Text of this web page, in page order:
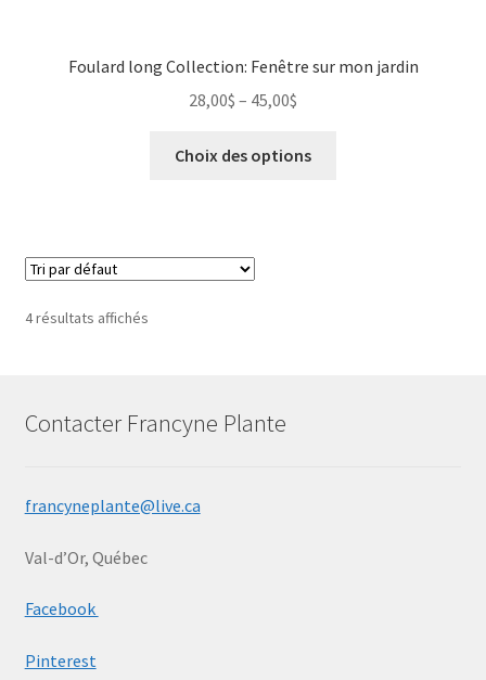
Foulard long Collection: Fenêtre sur mon jardin
28,00$ – 45,00$
Choix des options
4 résultats affichés
Contacter Francyne Plante
francyneplante@live.ca
Val-d’Or, Québec
Facebook
Pinterest